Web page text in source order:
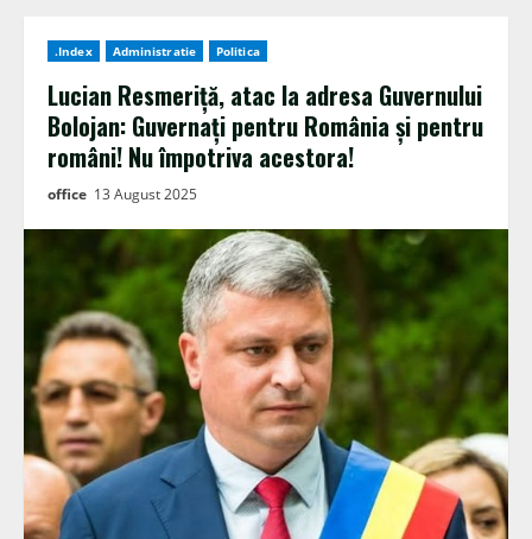
.Index Administratie Politica
Lucian Resmeriță, atac la adresa Guvernului
Bolojan: Guvernați pentru România și pentru
români! Nu împotriva acestora!
office 13 August 2025